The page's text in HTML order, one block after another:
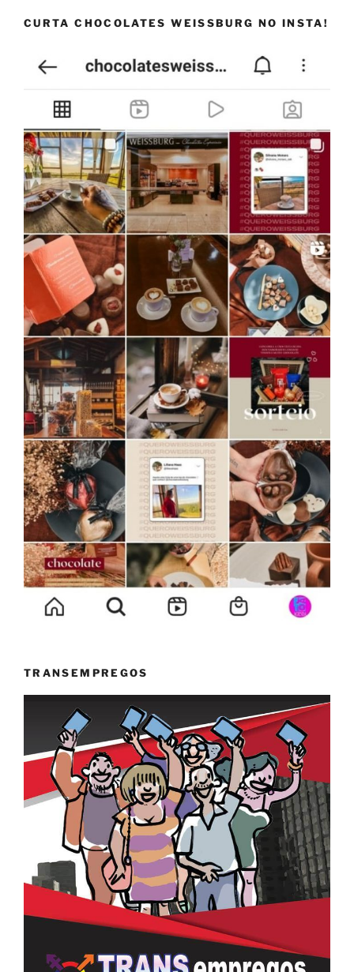
CURTA CHOCOLATES WEISSBURG NO INSTA!
TRANSEMPREGOS